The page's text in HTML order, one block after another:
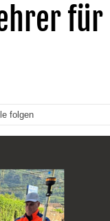
für
folgen